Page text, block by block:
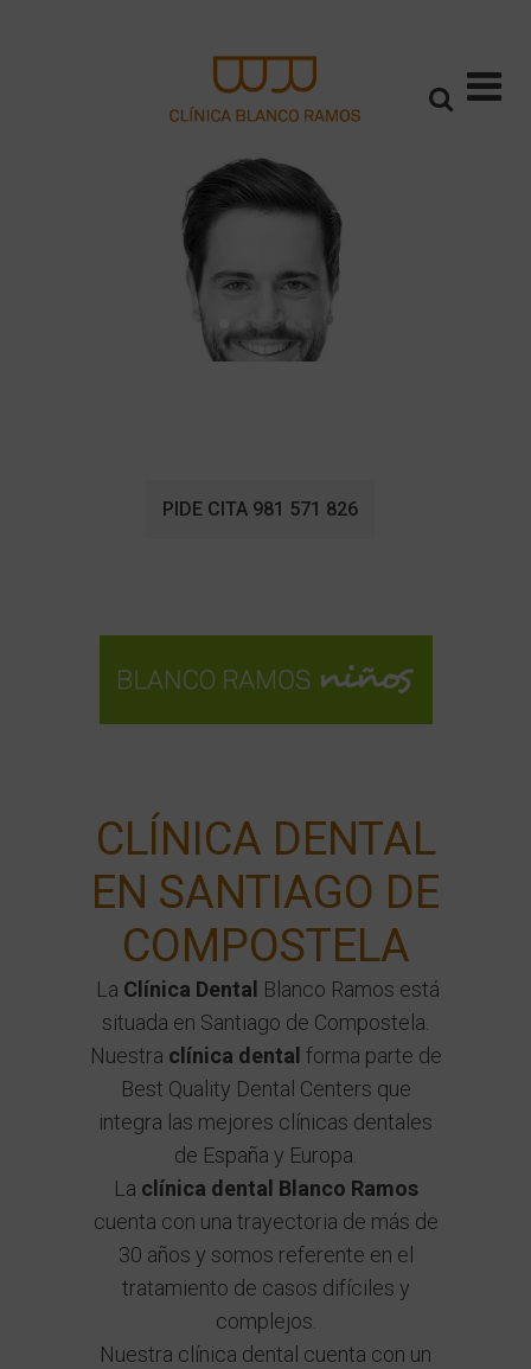
PIDE CITA 981 571 826
CLÍNICA DENTAL
EN SANTIAGO DE
COMPOSTELA
La Clínica Dental Blanco Ramos está
situada en Santiago de Compostela.
Nuestra clínica dental forma parte de
Best Quality Dental Centers que
integra las mejores clínicas dentales
de España y Europa.
La clínica dental Blanco Ramos
cuenta con una trayectoria de más de
30 años y somos referente en el
tratamiento de casos difíciles y
complejos.
Nuestra clínica dental cuenta con un